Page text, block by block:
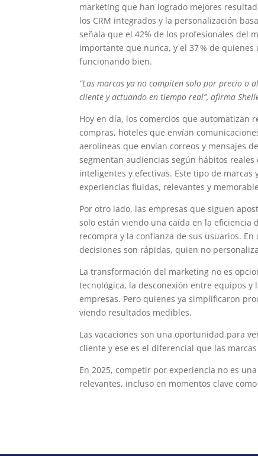
marketing que han logrado mejores
los CRM integrados y la personalización
señala que el 42% de los profesionales del
importante que nunca, y el 37 % de
funcionando bien.
“Las marcas ya no compiten solo por precio o
cliente y actuando en tiempo real”, afirma
Hoy en día, los comercios que automatizan
compras, hoteles que envían
aerolíneas que envían correos y mensajes
segmentan audiencias según hábitos
inteligentes y efectivas. Este tipo de
experiencias fluidas, relevantes y
Por otro lado, las empresas que siguen
solo están viendo una caída en la
recompra y la confianza de sus usuarios.
decisiones son rápidas, quien no
La transformación del marketing no es
tecnológica, la desconexión entre equipos
empresas. Pero quienes ya simplificaron
viendo resultados medibles.
Las vacaciones son una oportunidad para
cliente y ese es el diferencial que las
En 2025, competir por experiencia no es
relevantes, incluso en momentos clave